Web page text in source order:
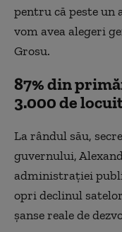
pentru că peste un
vom avea alegeri
Grosu.
87% din
3.000 de
La rândul său,
guvernului,
administraţiei
opri declinul
şanse reale de